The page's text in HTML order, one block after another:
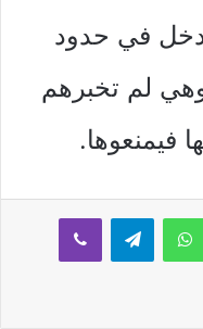
في حدود
وهي لم تخبرهم
فيمنعوها.
واتساب تيلقرام ڤايبر